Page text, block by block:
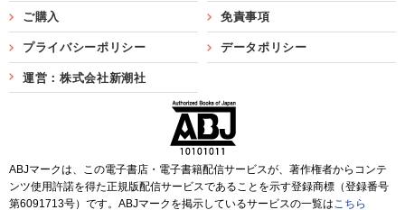
ご購入 免責事項
プライバシーポリシー データポリシー
運営：株式会社新潮社
ABJマークは、この電子書店・電子書籍配信サービスが、著作権者からコンテ
ンツ使用許諾を得た正規版配信サービスであることを示す登録商標（登録番号
第6091713号）です。ABJマークを掲示しているサービスの一覧はこちら